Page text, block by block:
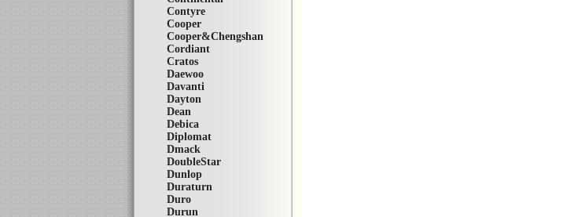
Contyre
Cooper
Cooper&Chengshan
Cordiant
Cratos
Daewoo
Davanti
Dayton
Dean
Debica
Diplomat
Dmack
DoubleStar
Dunlop
Duraturn
Duro
Durun